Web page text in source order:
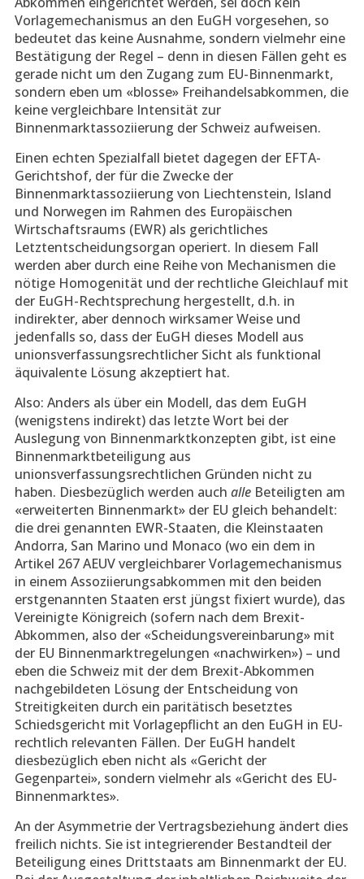
Vorlagemechanismus an den EuGH vorgesehen, so
bedeutet das keine Ausnahme, sondern vielmehr eine
Bestätigung der Regel – denn in diesen Fällen geht es
gerade nicht um den Zugang zum EU-Binnenmarkt,
sondern eben um «blosse» Freihandelsabkommen, die
keine vergleichbare Intensität zur
Binnenmarktassoziierung der Schweiz aufweisen.
Einen echten Spezialfall bietet dagegen der EFTA-
Gerichtshof, der für die Zwecke der
Binnenmarktassoziierung von Liechtenstein, Island
und Norwegen im Rahmen des Europäischen
Wirtschaftsraums (EWR) als gerichtliches
Letztentscheidungsorgan operiert. In diesem Fall
werden aber durch eine Reihe von Mechanismen die
nötige Homogenität und der rechtliche Gleichlauf mit
der EuGH-Rechtsprechung hergestellt, d.h. in
indirekter, aber dennoch wirksamer Weise und
jedenfalls so, dass der EuGH dieses Modell aus
unionsverfassungsrechtlicher Sicht als funktional
äquivalente Lösung akzeptiert hat.
Also: Anders als über ein Modell, das dem EuGH
(wenigstens indirekt) das letzte Wort bei der
Auslegung von Binnenmarktkonzepten gibt, ist eine
Binnenmarktbeteiligung aus
unionsverfassungsrechtlichen Gründen nicht zu
haben. Diesbezüglich werden auch alle Beteiligten am
«erweiterten Binnenmarkt» der EU gleich behandelt:
die drei genannten EWR-Staaten, die Kleinstaaten
Andorra, San Marino und Monaco (wo ein dem in
Artikel 267 AEUV vergleichbarer Vorlagemechanismus
in einem Assoziierungsabkommen mit den beiden
erstgenannten Staaten erst jüngst fixiert wurde), das
Vereinigte Königreich (sofern nach dem Brexit-
Abkommen, also der «Scheidungsvereinbarung» mit
der EU Binnenmarktregelungen «nachwirken») – und
eben die Schweiz mit der dem Brexit-Abkommen
nachgebildeten Lösung der Entscheidung von
Streitigkeiten durch ein paritätisch besetztes
Schiedsgericht mit Vorlagepflicht an den EuGH in EU-
rechtlich relevanten Fällen. Der EuGH handelt
diesbezüglich eben nicht als «Gericht der
Gegenpartei», sondern vielmehr als «Gericht des EU-
Binnenmarktes».
An der Asymmetrie der Vertragsbeziehung ändert dies
freilich nichts. Sie ist integrierender Bestandteil der
Beteiligung eines Drittstaats am Binnenmarkt der EU.